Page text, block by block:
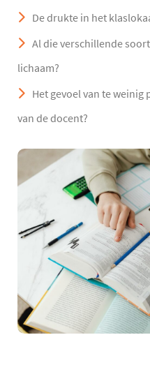
De drukte in het
Al die verschillende
lichaam?
Het gevoel van te
van de docent?